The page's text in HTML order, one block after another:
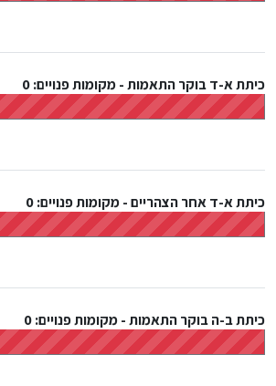
כיתת א-ד בוקר התאמות-מקומות פנויים: 0
כיתת א-ד אחר הצהריים-מקומות פנויים: 0
כיתת ב-ה בוקר התאמות-מקומות פנויים: 0